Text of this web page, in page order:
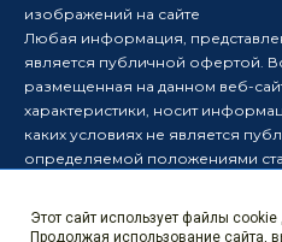
изображений на сайте
Любая информация,
является публичной офертой.
размещенная на данном веб-
характеристики, носит
каких условиях не является
определяемой положениями
Производитель оставляет за
порядке вносить изменения в
Этот сайт использует файлы
Продолжая использование сайта,